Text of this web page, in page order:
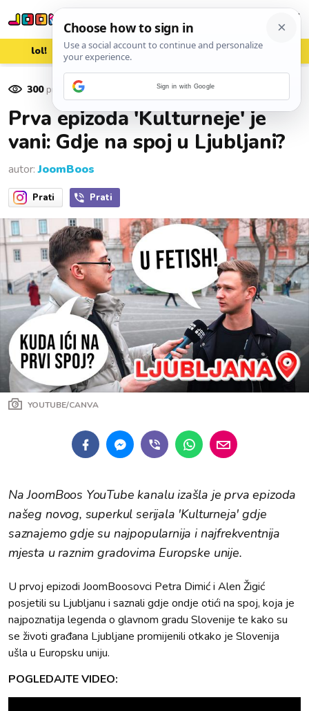
lol! aww vrh! woot?!
300pregleda
Prva epizoda 'Kulturneje' je
vani: Gdje na spoj u Ljubljani?
autor:JoomBoos
Prati Prati
YOUTUBE/CANVA
Na JoomBoos YouTube kanalu izašla je prva epizoda
našeg novog, superkul serijala 'Kulturneja' gdje
saznajemo gdje su najpopularnija i najfrekventnija
mjesta u raznim gradovima Europske unije.
U prvoj epizodi JoomBoosovci Petra Dimić i Alen Žigić
posjetili su Ljubljanu i saznali gdje ondje otići na spoj, koja je
najpoznatija legenda o glavnom gradu Slovenije te kako su
se životi građana Ljubljane promijenili otkako je Slovenija
ušla u Europsku uniju.
POGLEDAJTE VIDEO:
Sign in with Google